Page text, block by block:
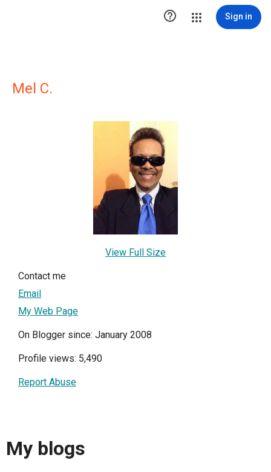
 Sign in
Mel C.
View Full Size
Contact me
Email
My Web Page
On Blogger since: January 2008
Profile views: 5,490
Report Abuse
My blogs